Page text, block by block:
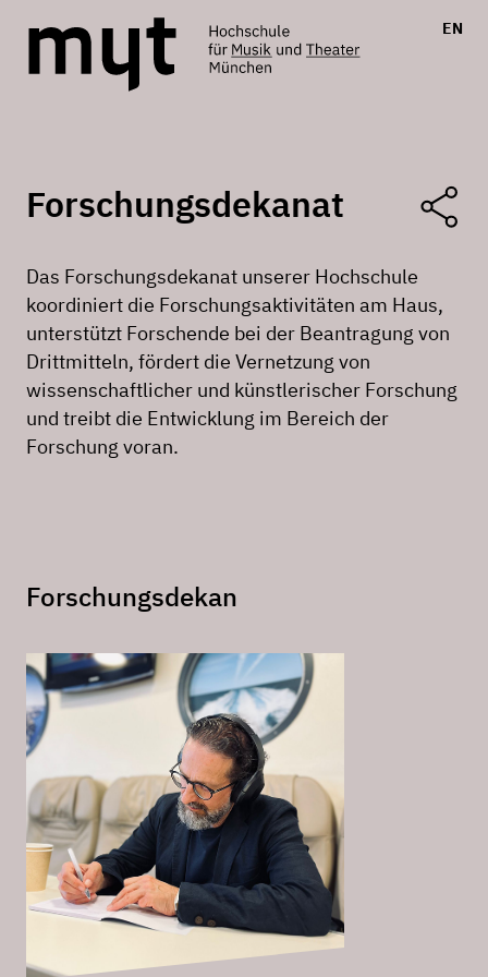
EN
Forschungsdekanat
Das Forschungsdekanat unserer Hochschule
koordiniert die Forschungsaktivitäten am Haus,
unterstützt Forschende bei der Beantragung von
Drittmitteln, fördert die Vernetzung von
wissenschaftlicher und künstlerischer Forschung
und treibt die Entwicklung im Bereich der
Forschung voran.
Forschungsdekan